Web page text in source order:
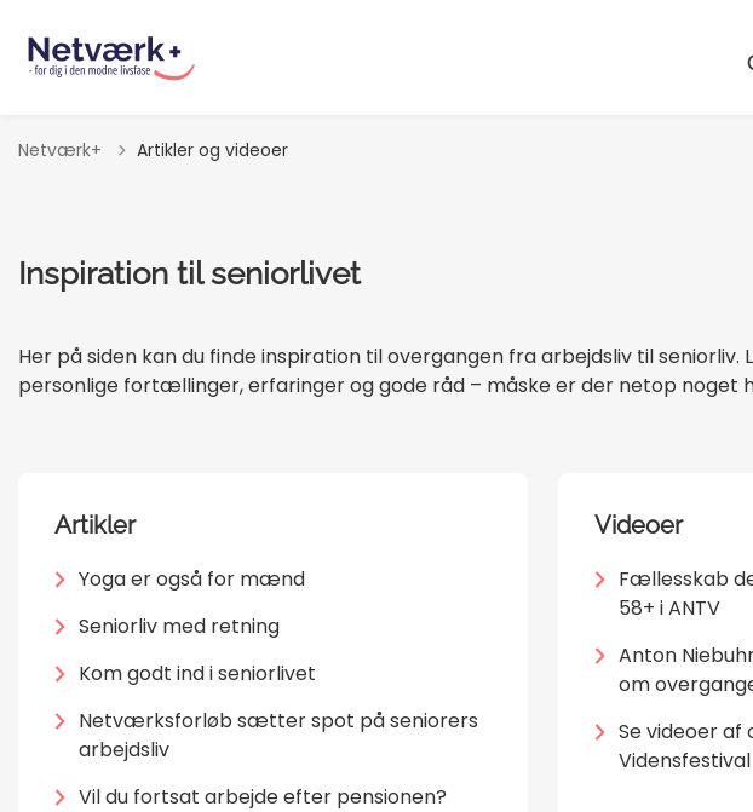
Netværk+ Artikler og videoer
Inspiration til seniorlivet
Her på siden kan du finde inspiration til overgangen fra arbejdsliv til
personlige fortællinger, erfaringer og gode råd – måske er der netop noget
Artikler
Yoga er også for mænd
Seniorliv med retning
Kom godt ind i seniorlivet
Netværksforløb sætter spot på seniorers
arbejdsliv
Vil du fortsat arbejde efter pensionen?
Videoer
Fællesskab
58+ i ANTV
Anton
om
Se videoer